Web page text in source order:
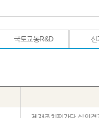
국토교통R&D 신